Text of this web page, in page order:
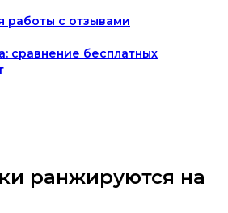
работы с отзывами
сравнение бесплатных
ранжируются на